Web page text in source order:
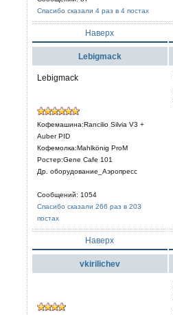
Спасибо сказали 4 раз в 4 постах
Наверх
Lebigmack
Lebigmack
Кофемашина:Rancilio Silvia V3 +
Auber PID
Кофемолка:Mahlkönig ProM
Ростер:Gene Cafe 101
Др. оборудование_Аэропресс
Сообщений: 1054
Спасибо сказали 266 раз в 203
постах
Наверх
vkirilichev